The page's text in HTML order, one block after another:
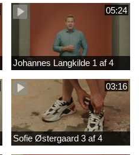
05:24
Johannes Langkilde 1 af 4
03:16
Sofie Østergaard 3 af 4